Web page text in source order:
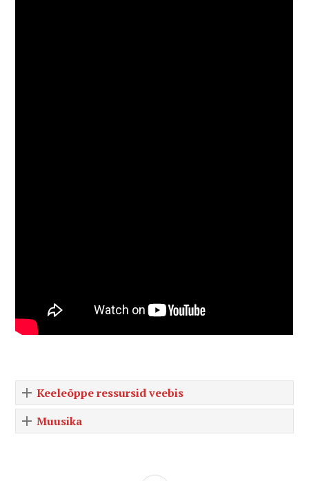
Keeleõppe ressursid veebis
Muusika